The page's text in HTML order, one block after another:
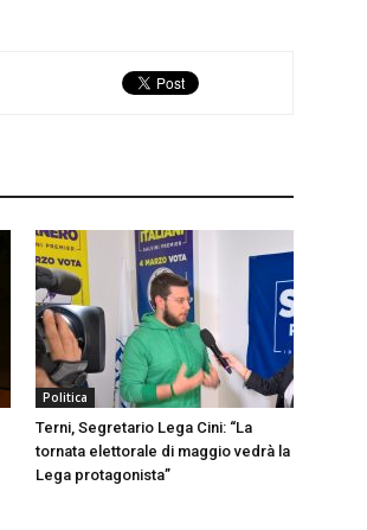
Politica
Terni, Segretario Lega Cini: “La
tornata elettorale di maggio vedrà la
Lega protagonista”